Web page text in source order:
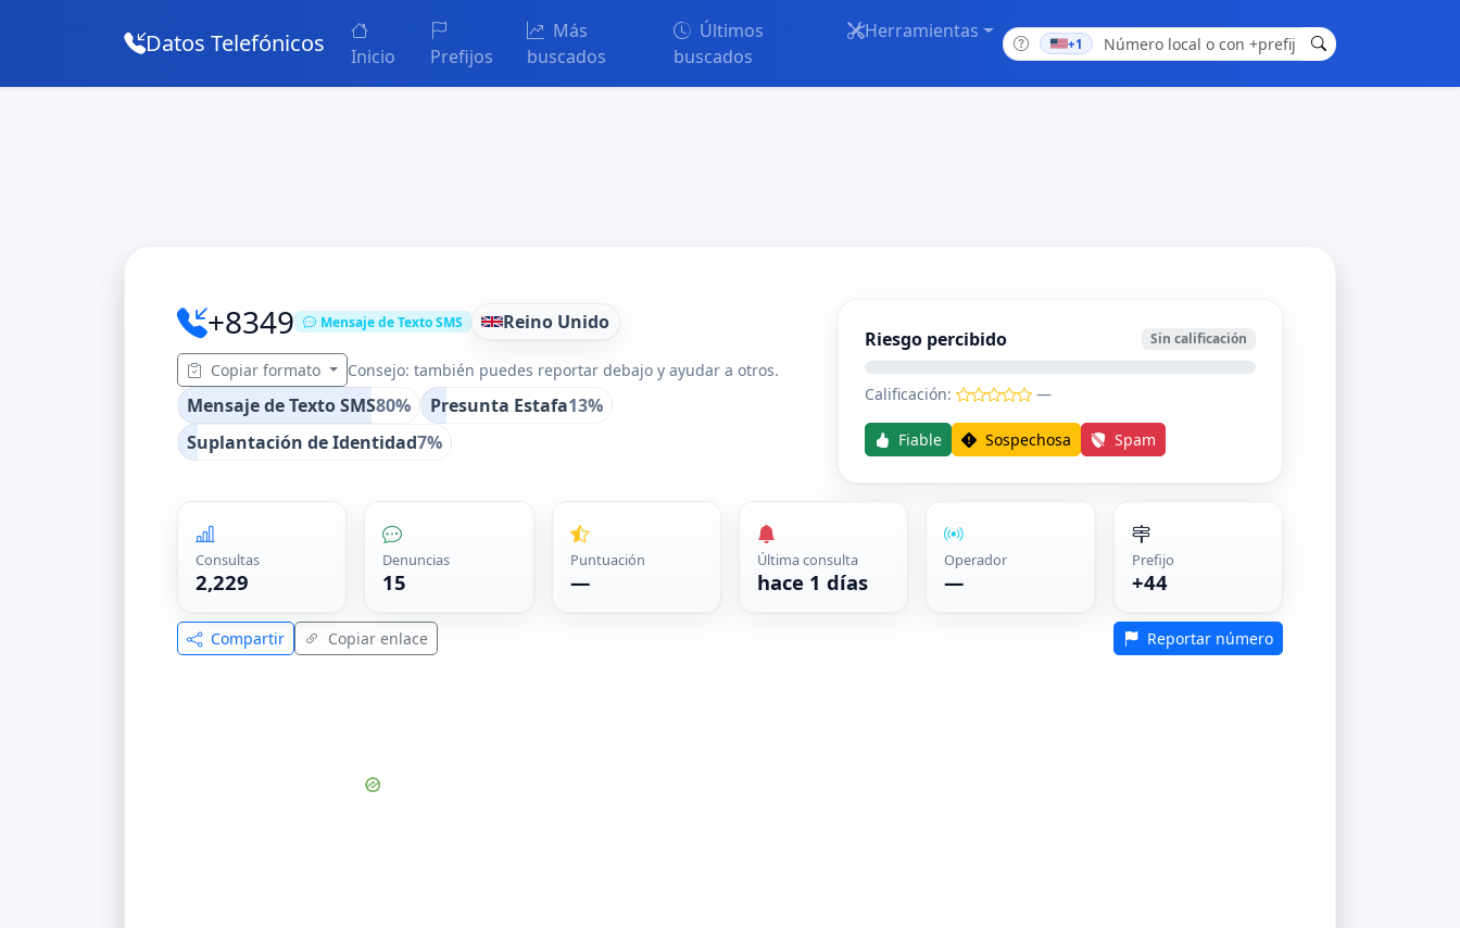
Datos Telefónicos Inicio Prefijos
Más
buscados
Últimos
buscados
Herramientas
+1
+8349 Mensaje de Texto SMS Reino Unido
Copiar formato Consejo: también puedes reportar debajo y ayudar a otros.
Mensaje de Texto SMS80% Presunta Estafa13%
Suplantación de Identidad7%
Riesgo percibido Sin calificación
Calificación: —
Fiable Sospechosa Spam
Consultas
2,229
Denuncias
15
Puntuación
—
Última consulta
hace 1 días
Operador
—
Prefijo
+44
Compartir Copiar enlace Reportar número